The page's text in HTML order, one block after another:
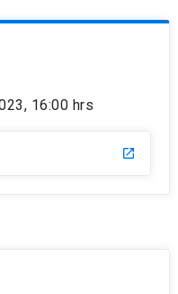
16:00 hrs
launch